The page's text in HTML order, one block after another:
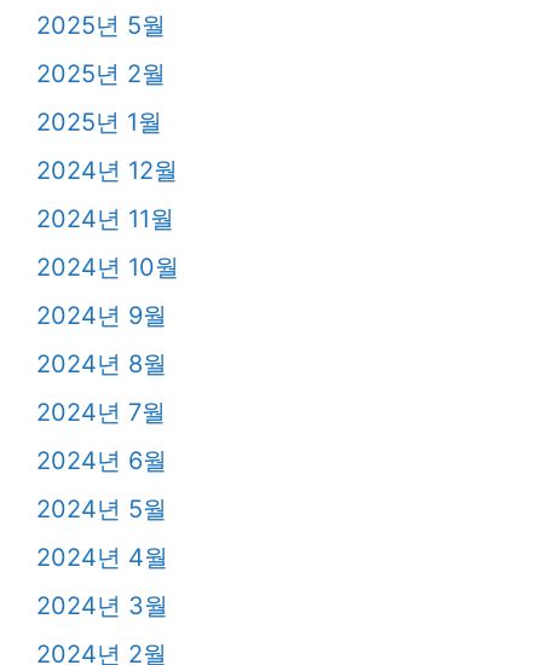
2025년 5월
2025년 2월
2025년 1월
2024년 12월
2024년 11월
2024년 10월
2024년 9월
2024년 8월
2024년 7월
2024년 6월
2024년 5월
2024년 4월
2024년 3월
2024년 2월